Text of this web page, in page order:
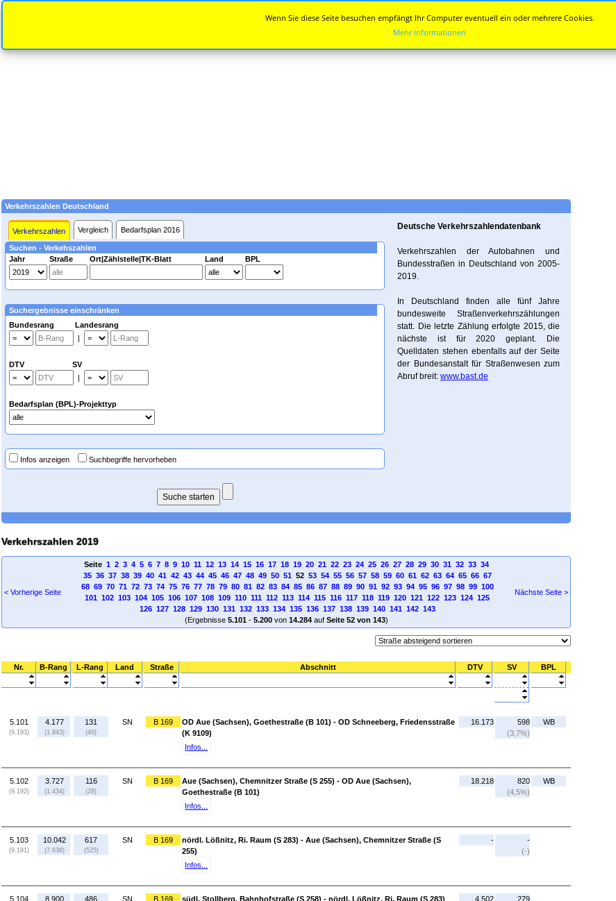
Verkehrszahlen Deutschland
Verkehrszahlen Vergleich Bedarfsplan 2016
Suchen - Verkehszahlen
Jahr
Straße Ort|Zählstelle|TK-Blatt Land BPL
Suchergebnisse einschränken
Bundesrang Landesrang
|
DTV SV
|
Bedarfsplan (BPL)-Projekttyp
Infos anzeigen Suchbegriffe hervorheben
Deutsche Verkehrszahlendatenbank
Verkehrszahlen der Autobahnen und
Bundesstraßen in Deutschland von 2005-
2019.
In Deutschland finden alle fünf Jahre
bundesweite Straßenverkehrszählungen
statt. Die letzte Zählung erfolgte 2015, die
nächste ist für 2020 geplant. Die
Quelldaten stehen ebenfalls auf der Seite
der Bundesanstalt für Straßenwesen zum
Abruf breit: www.bast.de
Verkehrszahlen 2019
< Vorherige Seite
Seite 1 2 3 4 5 6 7 8 9 10 11 12 13 14 15 16 17 18 19 20 21 22 23 24 25 26 27 28 29 30 31 32 33 34
35 36 37 38 39 40 41 42 43 44 45 46 47 48 49 50 5152 53 54 55 56 57 58 59 60 61 62 63 64 65 66 67
68 69 70 71 72 73 74 75 76 77 78 79 80 81 82 83 84 85 86 87 88 89 90 91 92 93 94 95 96 97 98 99 100
101 102 103 104 105 106 107 108 109 110 111 112 113 114 115 116 117 118 119 120 121 122 123 124 125
126 127 128 129 130 131 132 133 134 135 136 137 138 139 140 141 142 143
(Ergebnisse 5.101- 5.200von 14.284auf Seite 52 von 143)
Nächste Seite >
Nr. B-Rang L-Rang Land Straße Abschnitt DTV SV BPL
5.101
(9.193)
4.177
(1.843)
131
(40)
SN B 169
OD Aue (Sachsen), Goethestraße (B 101) - OD Schneeberg, Friedensstraße
(K 9109)
Infos...
16.173
598
(3,7%)
WB
5.102
(9.192)
3.727
(1.434)
116
(28)
SN B 169
Aue (Sachsen), Chemnitzer Straße (S 255) - OD Aue (Sachsen),
Goethestraße (B 101)
Infos...
18.218
820
(4,5%)
WB
5.103
(9.191)
10.042
(7.638)
617
(525)
SN B 169
nördl. Lößnitz, Ri. Raum (S 283) - Aue (Sachsen), Chemnitzer Straße (S
255)
Infos...
-
-
(-)
5.104 8.900 486 SN B 169
südl. Stollberg, Bahnhofstraße (S 258) - nördl. Lößnitz, Ri. Raum (S 283)
4.502
279
Wenn Sie diese Seite besuchen empfängt Ihr Computer eventuell ein oder mehrere Cookies.
Mehr Informationen